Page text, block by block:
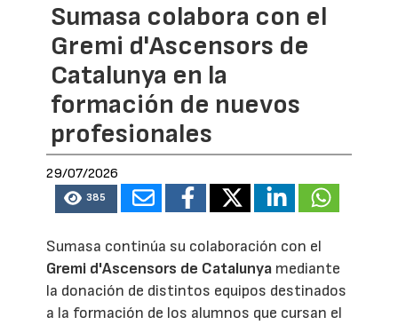
Sumasa colabora con el
Gremi d'Ascensors de
Catalunya en la
formación de nuevos
profesionales
29/07/2026
385
Sumasa continúa su colaboración con el
Gremi d'Ascensors de Catalunya mediante
la donación de distintos equipos destinados
a la formación de los alumnos que cursan el